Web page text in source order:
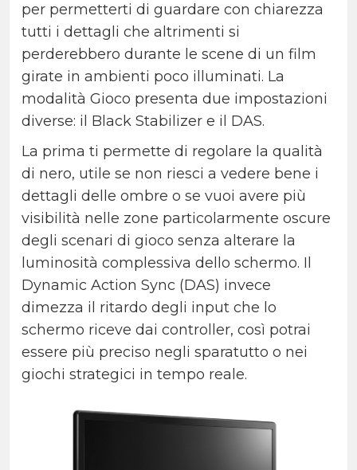
per permetterti di guardare con chiarezza
tutti i dettagli che altrimenti si
perderebbero durante le scene di un film
girate in ambienti poco illuminati. La
modalità Gioco presenta due impostazioni
diverse: il Black Stabilizer e il DAS.
La prima ti permette di regolare la qualità
di nero, utile se non riesci a vedere bene i
dettagli delle ombre o se vuoi avere più
visibilità nelle zone particolarmente oscure
degli scenari di gioco senza alterare la
luminosità complessiva dello schermo. Il
Dynamic Action Sync (DAS) invece
dimezza il ritardo degli input che lo
schermo riceve dai controller, così potrai
essere più preciso negli sparatutto o nei
giochi strategici in tempo reale.